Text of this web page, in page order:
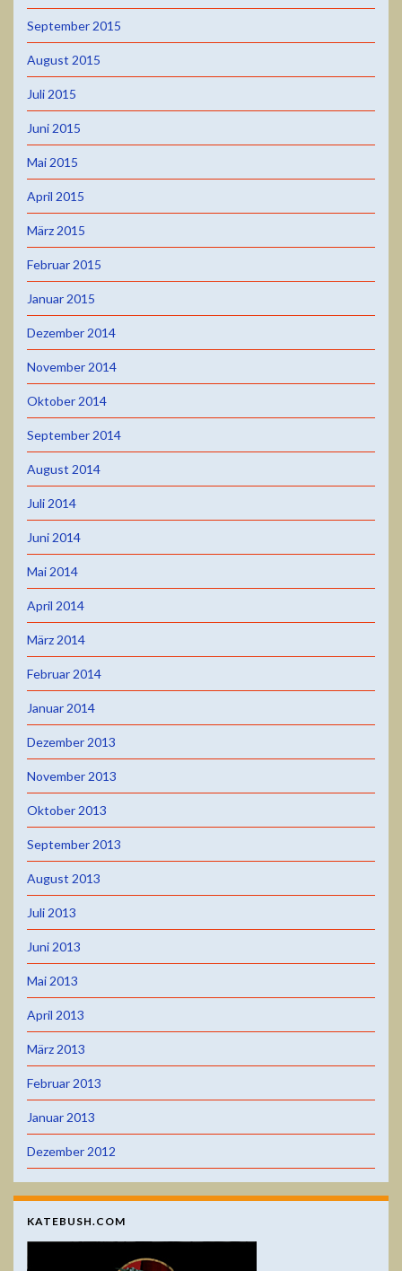
September 2015
August 2015
Juli 2015
Juni 2015
Mai 2015
April 2015
März 2015
Februar 2015
Januar 2015
Dezember 2014
November 2014
Oktober 2014
September 2014
August 2014
Juli 2014
Juni 2014
Mai 2014
April 2014
März 2014
Februar 2014
Januar 2014
Dezember 2013
November 2013
Oktober 2013
September 2013
August 2013
Juli 2013
Juni 2013
Mai 2013
April 2013
März 2013
Februar 2013
Januar 2013
Dezember 2012
KATEBUSH.COM